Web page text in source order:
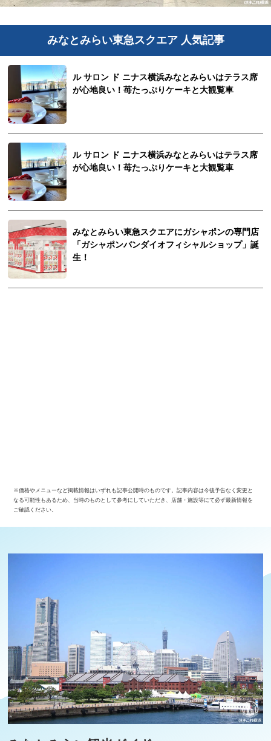
みなとみらい東急スクエア 人気記事
ル サロン ド ニナス横浜みなとみらいはテラス席
が心地良い！苺たっぷりケーキと大観覧車
ル サロン ド ニナス横浜みなとみらいはテラス席
が心地良い！苺たっぷりケーキと大観覧車
みなとみらい東急スクエアにガシャポンの専門店
「ガシャポンバンダイオフィシャルショップ」誕
生！
※価格やメニューなど掲載情報はいずれも記事公開時のものです。記事内容は今後予告なく変更と
なる可能性もあるため、当時のものとして参考にしていただき、店舗・施設等にて必ず最新情報を
ご確認ください。